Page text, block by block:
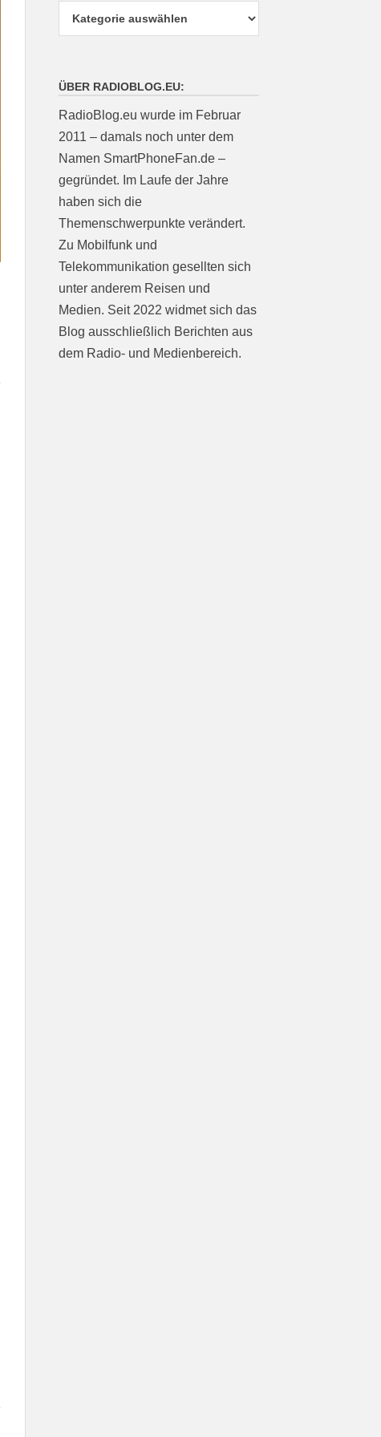
ÜBER RADIOBLOG.EU:
RadioBlog.eu wurde im Februar
2011 – damals noch unter dem
Namen SmartPhoneFan.de –
gegründet. Im Laufe der Jahre
haben sich die
Themenschwerpunkte verändert.
Zu Mobilfunk und
Telekommunikation gesellten sich
unter anderem Reisen und
Medien. Seit 2022 widmet sich das
Blog ausschließlich Berichten aus
dem Radio- und Medienbereich.